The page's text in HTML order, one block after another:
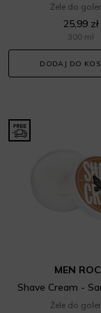
Żele do
25,99 zł
300 ml
DODAJ DO
MEN
Shave Cream -
Żele do